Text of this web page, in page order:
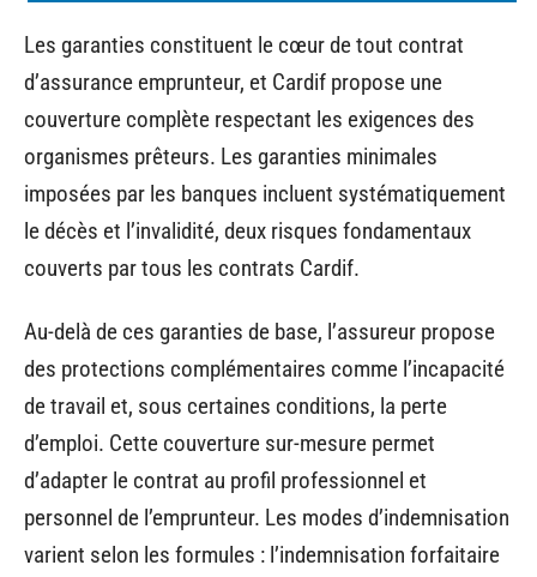
Les garanties constituent le cœur de tout contrat
d’assurance emprunteur, et Cardif propose une
couverture complète respectant les exigences des
organismes prêteurs. Les garanties minimales
imposées par les banques incluent systématiquement
le décès et l’invalidité, deux risques fondamentaux
couverts par tous les contrats Cardif.
Au-delà de ces garanties de base, l’assureur propose
des protections complémentaires comme l’incapacité
de travail et, sous certaines conditions, la perte
d’emploi. Cette couverture sur-mesure permet
d’adapter le contrat au profil professionnel et
personnel de l’emprunteur. Les modes d’indemnisation
varient selon les formules : l’indemnisation forfaitaire